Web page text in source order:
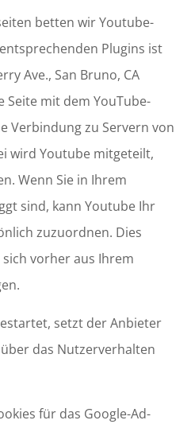
betten wir Youtube-
Plugins ist
Ave., San Bruno, CA
Seite mit dem YouTube-
Verbindung zu Servern von
wird Youtube mitgeteilt,
Wenn Sie in Ihrem
sind, kann Youtube Ihr
zuzuordnen. Dies
vorher aus Ihrem
setzt der Anbieter
das Nutzerverhalten
für das Google-Ad-